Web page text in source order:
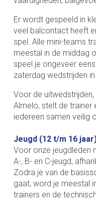
Er wordt gespeeld in
veel balcontact heeft
spel. Alle mini-teams
meestal in de middag
speel je ongeveer
zaterdag wedstrijden
Voor de
Almelo, stelt de trainer
iedereen samen veilig
Jeugd (12 t/m 16
Voor onze jeugdleden
A-, B- en C-jeugd,
Zodra je van de
gaat, word je meestal
trainers en de